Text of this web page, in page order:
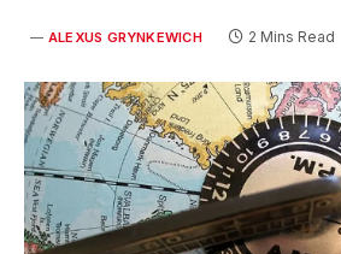
ALEXUS GRYNKEWICH 2 Mins Read